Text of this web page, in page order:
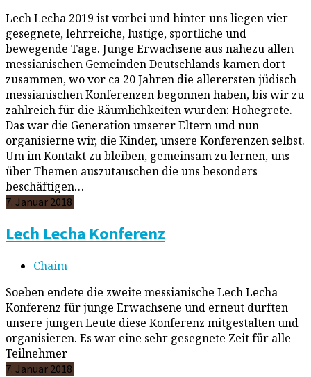
Lech Lecha 2019 ist vorbei und hinter uns liegen vier
gesegnete, lehrreiche, lustige, sportliche und
bewegende Tage. Junge Erwachsene aus nahezu allen
messianischen Gemeinden Deutschlands kamen dort
zusammen, wo vor ca 20 Jahren die allerersten jüdisch
messianischen Konferenzen begonnen haben, bis wir zu
zahlreich für die Räumlichkeiten wurden: Hohegrete.
Das war die Generation unserer Eltern und nun
organisierne wir, die Kinder, unsere Konferenzen selbst.
Um im Kontakt zu bleiben, gemeinsam zu lernen, uns
über Themen auszutauschen die uns besonders
beschäftigen…
7. Januar 2018
Lech Lecha Konferenz
Chaim
Soeben endete die zweite messianische Lech Lecha
Konferenz für junge Erwachsene und erneut durften
unsere jungen Leute diese Konferenz mitgestalten und
organisieren. Es war eine sehr gesegnete Zeit für alle
Teilnehmer
7. Januar 2018